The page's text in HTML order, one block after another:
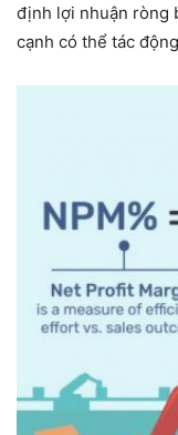
định lợi nhuận ròng
cạnh có thể tác